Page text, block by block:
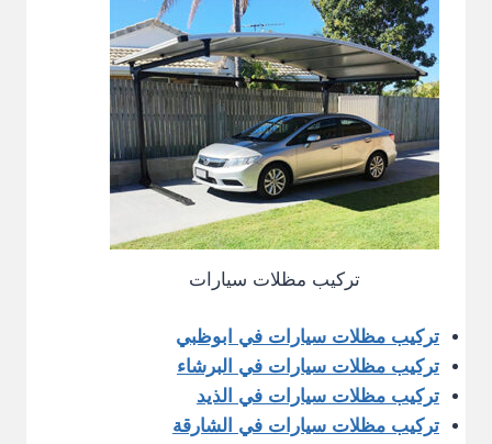
تركيب مظلات سيارات
تركيب مظلات سيارات في ابوظبي
تركيب مظلات سيارات في البرشاء
تركيب مظلات سيارات في الذيد
تركيب مظلات سيارات في الشارقة